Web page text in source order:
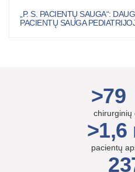
„P. S. PACIENTŲ SAUGA“:
PACIENTŲ SAUGA
>79
chirurginių
>1,6
pacientų